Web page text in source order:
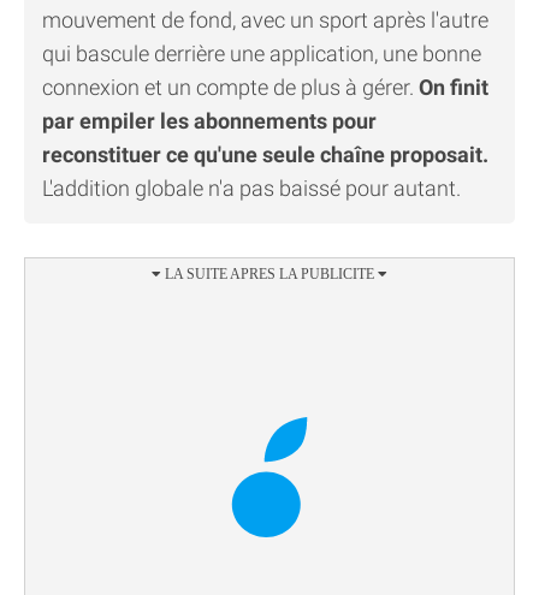
mouvement de fond, avec un sport après l'autre
qui bascule derrière une application, une bonne
connexion et un compte de plus à gérer. On finit
par empiler les abonnements pour
reconstituer ce qu'une seule chaîne proposait.
L'addition globale n'a pas baissé pour autant.